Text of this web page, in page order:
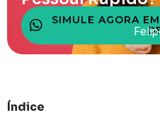
SIMULE AGORA
Índice